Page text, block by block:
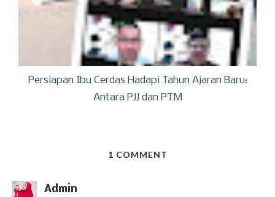
Persiapan Ibu Cerdas Hadapi Tahun Ajaran Baru:
Antara PJJ dan PTM
1 COMMENT
Admin